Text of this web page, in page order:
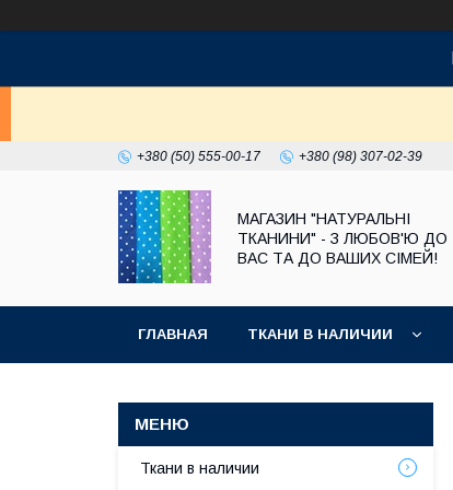
+380 (50) 555-00-17 +380 (98) 307-02-39
МАГАЗИН "НАТУРАЛЬНІ
ТКАНИНИ" - З ЛЮБОВ'Ю ДО
ВАС ТА ДО ВАШИХ СІМЕЙ!
ГЛАВНАЯ ТКАНИ В НАЛИЧИИ
Ткани в наличии